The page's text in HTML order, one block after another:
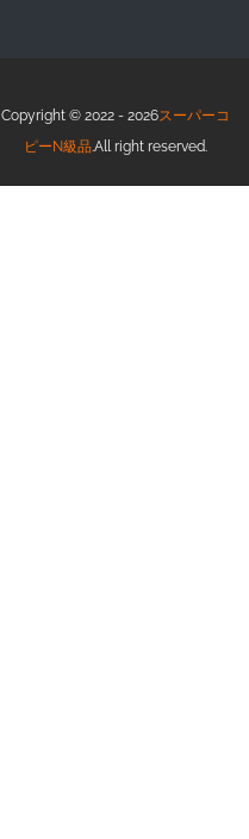
Copyright © 2022 - 2026スーパーコ
ピーN級品.All right reserved.